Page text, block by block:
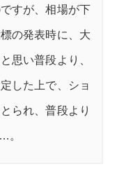
すが、相場が下
の発表時に、大
思い普段より、
した上で、ショ
られ、普段より
。